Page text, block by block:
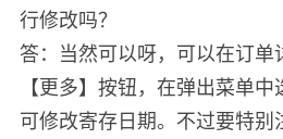
行修改吗？
答：当然可以呀，可以在订单
【更多】按钮，在弹出菜单
可修改寄存日期。不过要特